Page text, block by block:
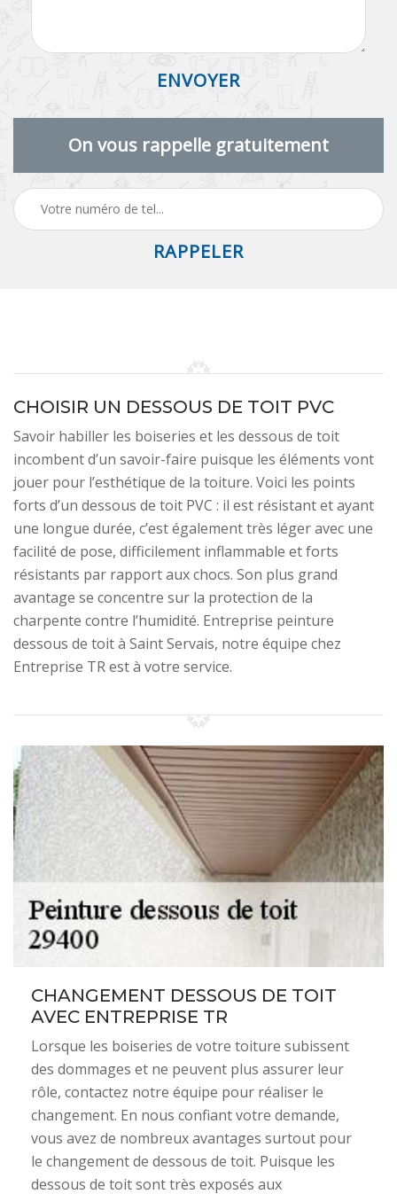
On vous rappelle gratuitement
CHOISIR UN DESSOUS DE TOIT PVC
Savoir habiller les boiseries et les dessous de toit
incombent d’un savoir-faire puisque les éléments vont
jouer pour l’esthétique de la toiture. Voici les points
forts d’un dessous de toit PVC : il est résistant et ayant
une longue durée, c’est également très léger avec une
facilité de pose, difficilement inflammable et forts
résistants par rapport aux chocs. Son plus grand
avantage se concentre sur la protection de la
charpente contre l’humidité. Entreprise peinture
dessous de toit à Saint Servais, notre équipe chez
Entreprise TR est à votre service.
CHANGEMENT DESSOUS DE TOIT
AVEC ENTREPRISE TR
Lorsque les boiseries de votre toiture subissent
des dommages et ne peuvent plus assurer leur
rôle, contactez notre équipe pour réaliser le
changement. En nous confiant votre demande,
vous avez de nombreux avantages surtout pour
le changement de dessous de toit. Puisque les
dessous de toit sont très exposés aux